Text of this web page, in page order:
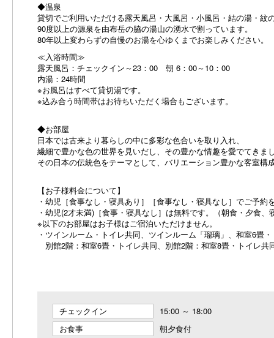
◆温泉
貸切でご利用いただける露天風呂・大風呂・小風呂・結の湯・紋
90度以上の源泉を由布岳の脇の湯山の湧水で割っています。
80年以上変わらずの自慢のお湯を心ゆくまでお楽しみください。
≪入浴時間≫
露天風呂：チェックイン～23：00 朝 6：00～10：00
内湯：24時間
※お風呂はすべて貸切湯です。
※込み合う時間帯はお待ちいただく場合もございます。
◆お部屋
日本では古来より暮らしの中に多彩な色合いを取り入れ、
繊細で豊かな色の世界を見いだし、その豊かな情趣を愛でてきま
その日本の伝統色をテーマとして、バリエーション豊かな客室構
【お子様料金について】
・幼児［食事なし・寝具あり］［食事なし・寝具なし］でご予
・幼児(2才未満)［食事・寝具なし］は無料です。（朝食・夕食
※以下のお部屋はお子様はご宿泊いただけません。
・ツインルーム・トイレ共同、ツインルーム「瑠璃」、和室6畳
別館2階：和室6畳・トイレ共同、別館2階：和室8畳・トイレ共
チェックイン
15:00 ～ 18:00
お食事
朝夕食付